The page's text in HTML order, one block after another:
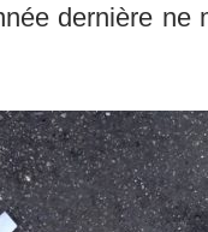
dernière ne